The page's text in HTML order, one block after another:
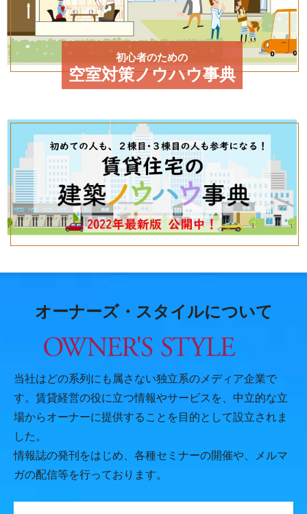
初心者のための
空室対策ノウハウ事典
オーナーズ・スタイルについて
当社はどの系列にも属さない独立系のメディア企業で
す。賃貸経営の役に立つ情報やサービスを、中立的な立
場からオーナーに提供することを目的として設立されま
した。
情報誌の発刊をはじめ、各種セミナーの開催や、メルマ
ガの配信等を行っております。